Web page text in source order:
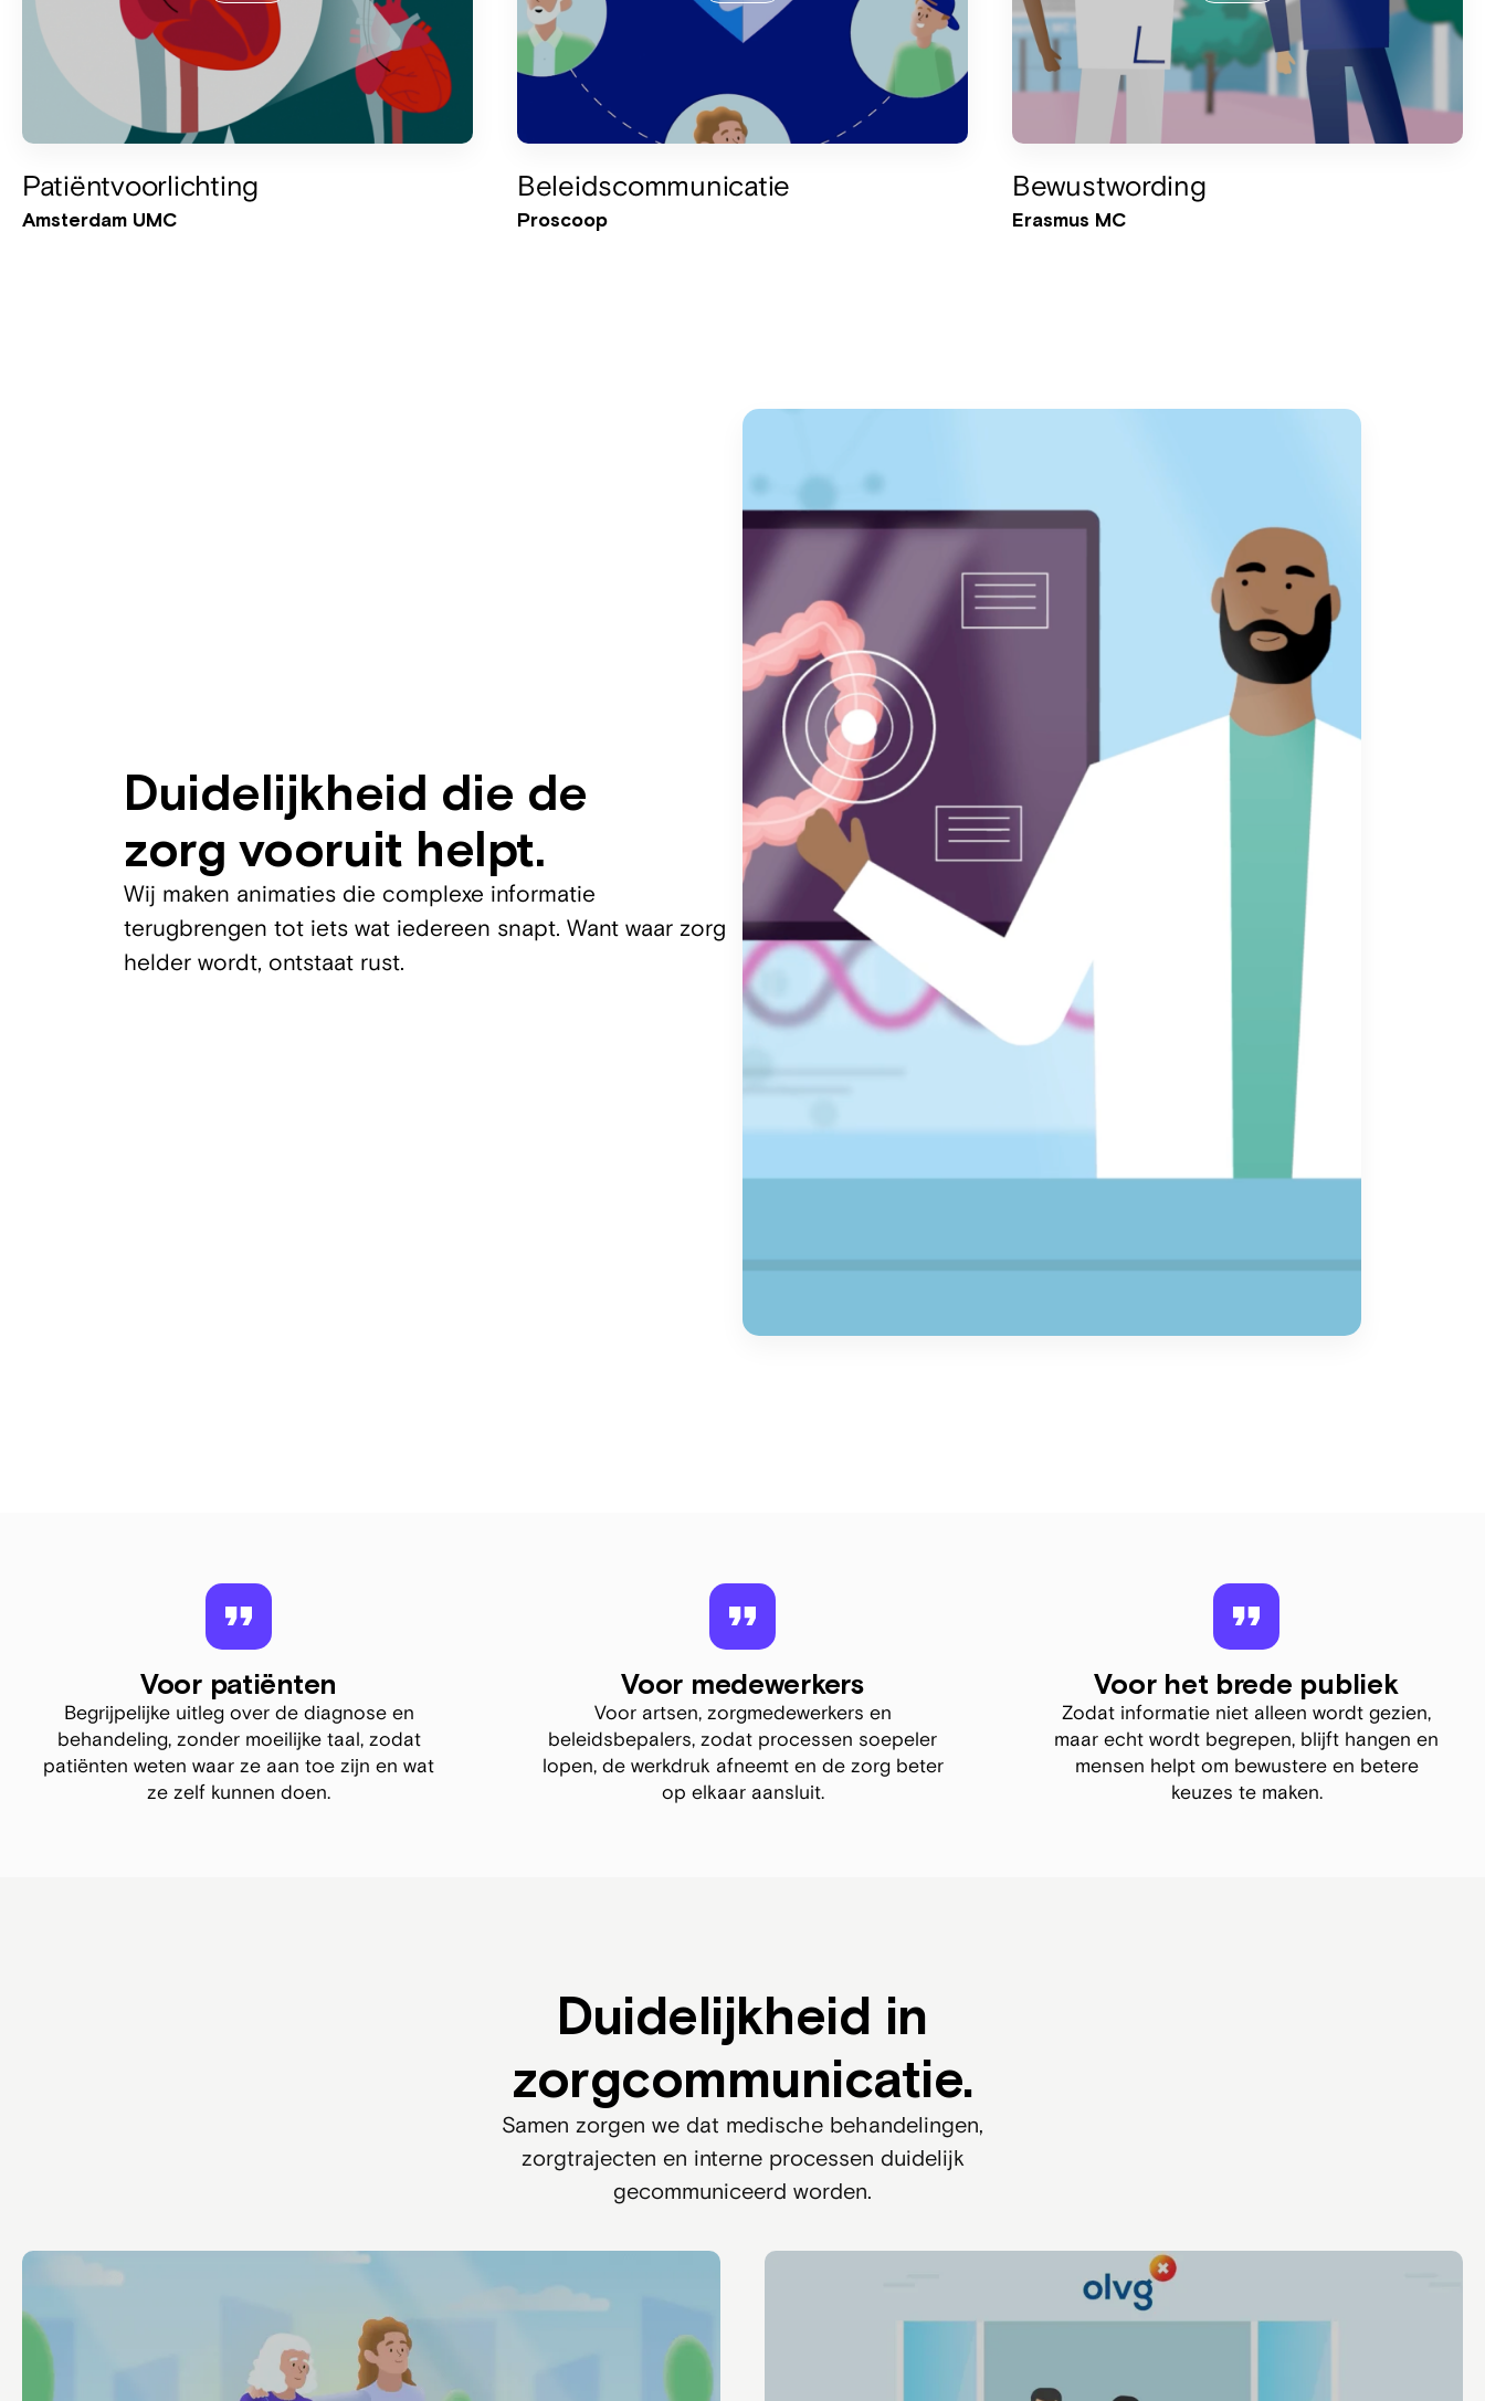
Patiëntvoorlichting
Amsterdam UMC
Beleidscommunicatie
Proscoop
Bewustwording
Erasmus MC
Duidelijkheid die de
zorg vooruit helpt.
Wij maken animaties die complexe informatie
terugbrengen tot iets wat iedereen snapt. Want waar zorg
helder wordt, ontstaat rust.
Voor patiënten
Begrijpelijke uitleg over de diagnose en
behandeling, zonder moeilijke taal, zodat
patiënten weten waar ze aan toe zijn en wat
ze zelf kunnen doen.
Voor medewerkers
Voor artsen, zorgmedewerkers en
beleidsbepalers, zodat processen soepeler
lopen, de werkdruk afneemt en de zorg beter
op elkaar aansluit.
Voor het brede publiek
Zodat informatie niet alleen wordt gezien,
maar echt wordt begrepen, blijft hangen en
mensen helpt om bewustere en betere
keuzes te maken.
Duidelijkheid in
zorgcommunicatie.
Samen zorgen we dat medische behandelingen,
zorgtrajecten en interne processen duidelijk
gecommuniceerd worden.